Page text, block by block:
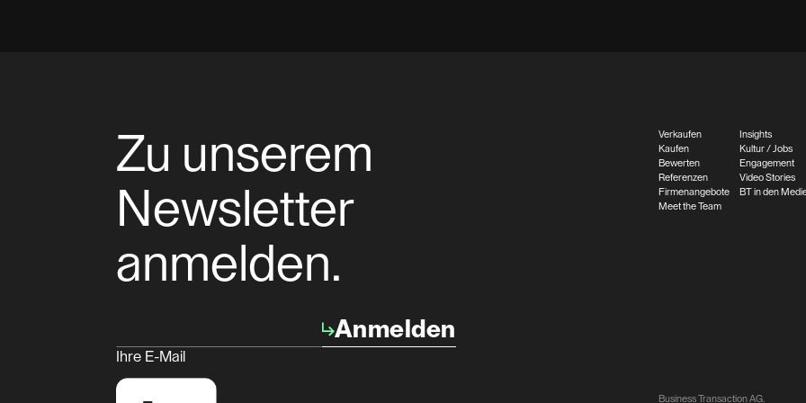
Zu unserem
Newsletter
anmelden.
Ihre E-Mail
Anmelden
Verkaufen
Kaufen
Bewerten
Referenzen
Firmenangebote
Meet the Team
Insights
Kultur / Jobs
Engagement
Video Stories
BT in den
Business Transaction AG.